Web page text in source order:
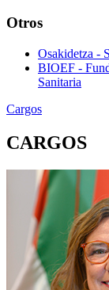
Otros
Osakidetza -
BIOEF -
Sanitaria
Cargos
CARGOS